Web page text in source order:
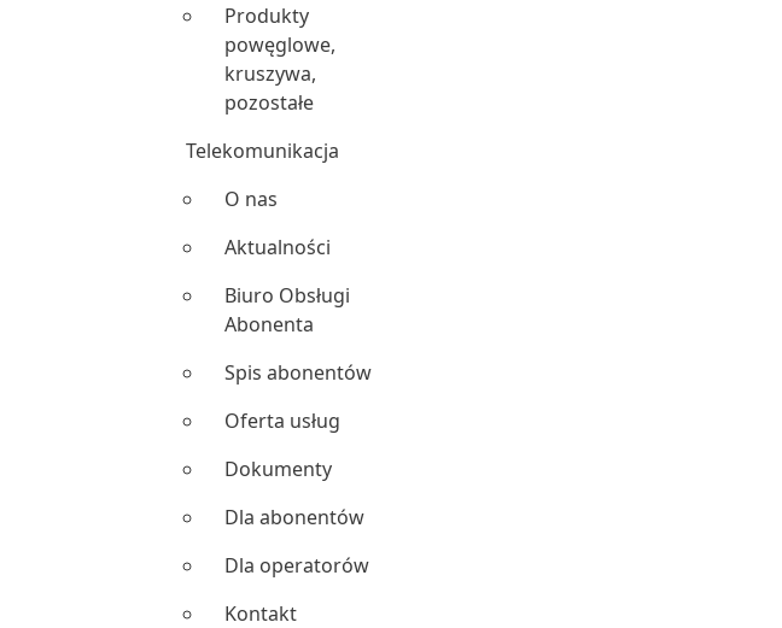
Produkty
powęglowe,
kruszywa,
pozostałe
Telekomunikacja
O nas
Aktualności
Biuro Obsługi
Abonenta
Spis abonentów
Oferta usług
Dokumenty
Dla abonentów
Dla operatorów
Kontakt